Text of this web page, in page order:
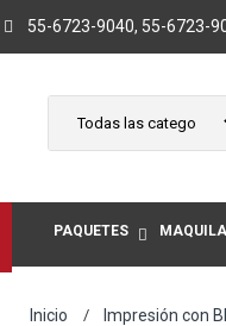
55-6723-9040, 55-6723-
PAQUETES
Inicio Impresión con